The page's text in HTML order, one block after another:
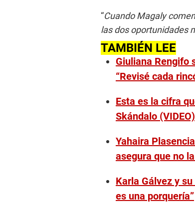
“Cuando Magaly
las dos oportunidades
TAMBIÉN LEE
Giuliana Rengifo
“Revisé cada
Esta es la cifra
Skándalo (VIDEO)
Yahaira
asegura que no
Karla Gálvez y
es una porquería”